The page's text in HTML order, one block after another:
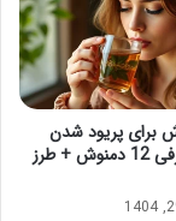
برای پریود شدن
چیست؟ معرفی 12 دمنوش + طرز